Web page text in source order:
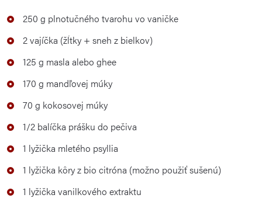
250 g plnotučného tvarohu vo vaničke
2 vajíčka (žĺtky + sneh z bielkov)
125 g masla alebo ghee
170 g mandľovej múky
70 g kokosovej múky
1/2 balíčka prášku do pečiva
1 lyžička mletého psyllia
1 lyžička kôry z bio citróna (možno použiť sušenú)
1 lyžička vanilkového extraktu